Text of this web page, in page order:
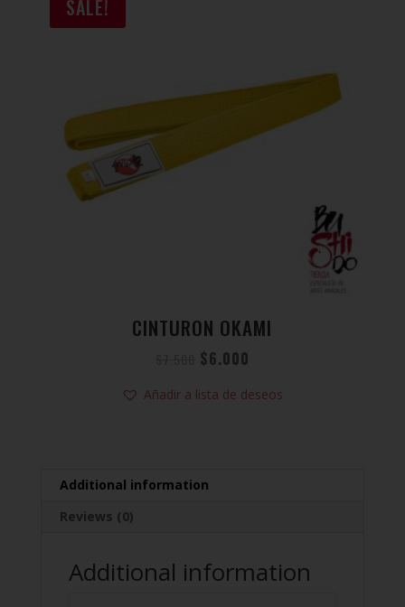
SALE!
CINTURON OKAMI
$6.000
Añadir a lista de deseos
Additional information
Reviews (0)
Additional information